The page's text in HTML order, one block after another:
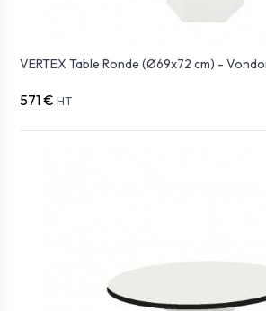
VERTEX Table Ronde (Ø69x72 cm) -
571 € HT